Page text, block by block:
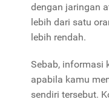
dengan jaringan
lebih dari satu
lebih rendah.
Sebab, informasi
apabila kamu
sendiri tersebut.